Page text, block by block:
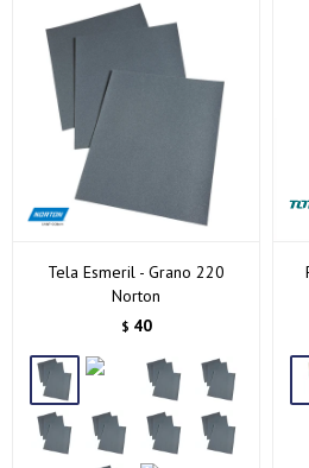
Tela Esmeril - Grano 220
Norton
$ 40